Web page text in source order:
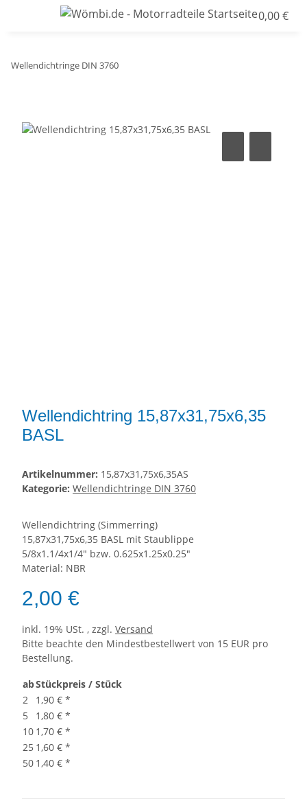
0,00 €
Wellendichtringe DIN 3760
Wellendichtring 15,87x31,75x6,35
BASL
Artikelnummer: 15,87x31,75x6,35AS
Kategorie: Wellendichtringe DIN 3760
Wellendichtring (Simmerring)
15,87x31,75x6,35 BASL mit Staublippe
5/8x1.1/4x1/4" bzw. 0.625x1.25x0.25"
Material: NBR
2,00 €
inkl. 19% USt. , zzgl. Versand
Bitte beachte den Mindestbestellwert von 15 EUR pro
Bestellung.
abStückpreis / Stück
2
1,90 € *
5
1,80 € *
10 1,70 € *
25 1,60 € *
50 1,40 € *